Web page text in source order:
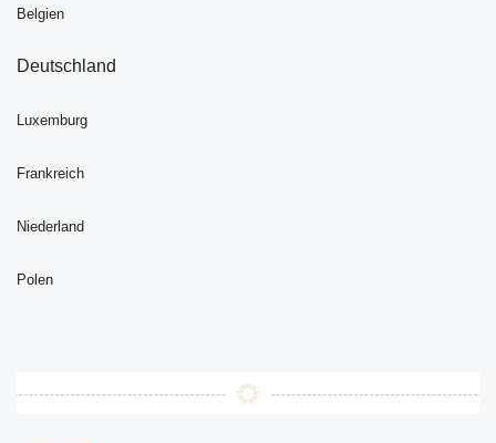
Belgien
Deutschland
Luxemburg
Frankreich
Niederland
Polen